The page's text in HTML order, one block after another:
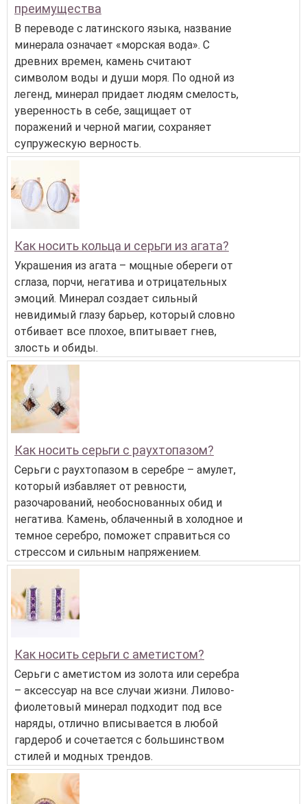
преимущества
В переводе с латинского языка, название
минерала означает «морская вода». С
древних времен, камень считают
символом воды и души моря. По одной из
легенд, минерал придает людям смелость,
уверенность в себе, защищает от
поражений и черной магии, сохраняет
супружескую верность.
Как носить кольца и серьги из агата?
Украшения из агата – мощные обереги от
сглаза, порчи, негатива и отрицательных
эмоций. Минерал создает сильный
невидимый глазу барьер, который словно
отбивает все плохое, впитывает гнев,
злость и обиды.
Как носить серьги с раухтопазом?
Серьги с раухтопазом в серебре – амулет,
который избавляет от ревности,
разочарований, необоснованных обид и
негатива. Камень, облаченный в холодное и
темное серебро, поможет справиться со
стрессом и сильным напряжением.
Как носить серьги с аметистом?
Серьги с аметистом из золота или серебра
– аксессуар на все случаи жизни. Лилово-
фиолетовый минерал подходит под все
наряды, отлично вписывается в любой
гардероб и сочетается с большинством
стилей и модных трендов.